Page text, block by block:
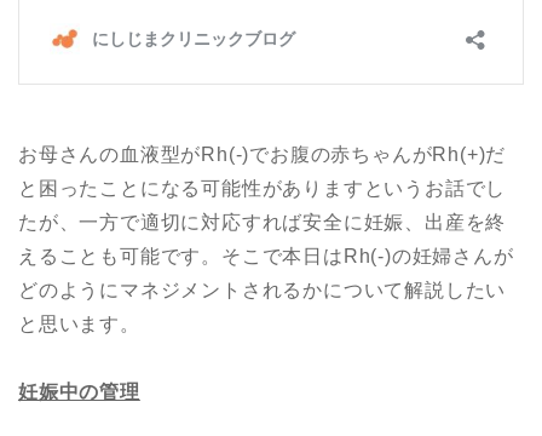
お母さんの血液型がRh(-)でお腹の赤ちゃんがRh(+)だ
と困ったことになる可能性がありますというお話でし
たが、一方で適切に対応すれば安全に妊娠、出産を終
えることも可能です。そこで本日はRh(-)の妊婦さんが
どのようにマネジメントされるかについて解説したい
と思います。
妊娠中の管理